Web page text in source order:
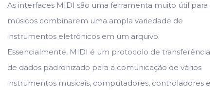
As interfaces MIDI são uma ferramenta muito útil para
músicos combinarem uma ampla variedade de
instrumentos eletrônicos em um arquivo.
Essencialmente, MIDI é um protocolo de transferência
de dados padronizado para a comunicação de vários
instrumentos musicais, computadores, controladores e